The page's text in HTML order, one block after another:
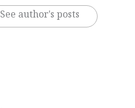
See author's posts